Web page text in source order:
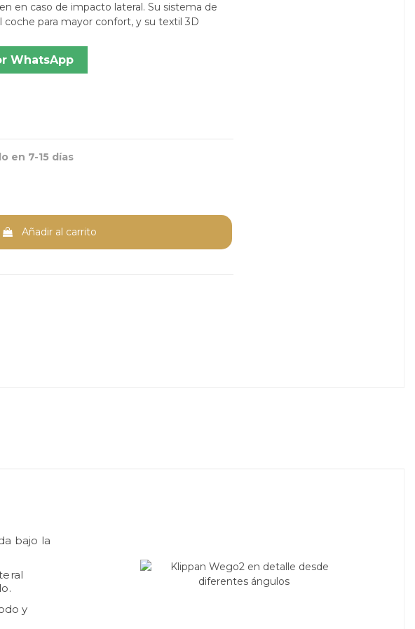
en caso de impacto lateral. Su sistema de
coche para mayor confort, y su textil 3D
WhatsApp
en 7-15 días
Añadir al carrito
bajo la
y